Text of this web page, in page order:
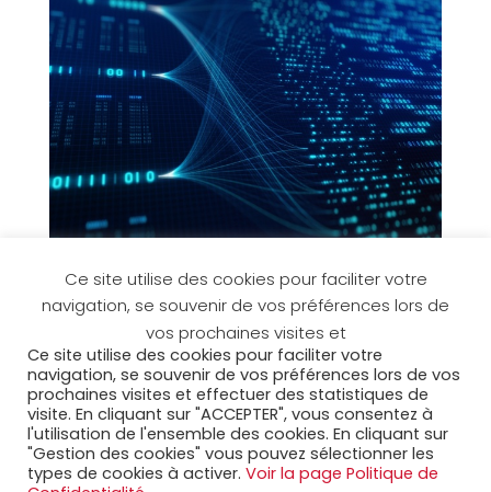
Accueil
Espace clients
Espace collaborateurs
MyAcora
Mentions légales
Cookies
Politique de confidentialité
Plan du site
Rejoignez nous sur
Ce site utilise des cookies pour faciliter votre
navigation, se souvenir de vos préférences lors de
vos prochaines visites et
Ce site utilise des cookies pour faciliter votre
navigation, se souvenir de vos préférences lors de vos
prochaines visites et effectuer des statistiques de
visite. En cliquant sur "ACCEPTER", vous consentez à
l'utilisation de l'ensemble des cookies. En cliquant sur
"Gestion des cookies" vous pouvez sélectionner les
types de cookies à activer. Voir la page Politique de